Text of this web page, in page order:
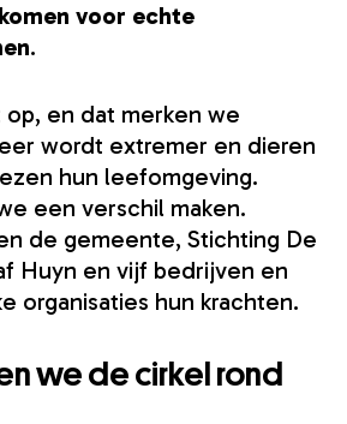
voor echte
.
op, en dat merken we
wordt extremer en dieren
hun leefomgeving.
een verschil maken.
de gemeente, Stichting De
Huyn en vijf bedrijven en
organisaties hun krachten.
we de cirkel rond